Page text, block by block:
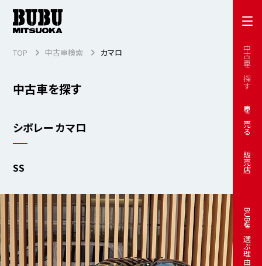
中古車を探す
車を売る
販売店
BUBUを選ぶ理由
中古車を探す
TOP 中古車検索 カマロ
シボレー カマロ
SS